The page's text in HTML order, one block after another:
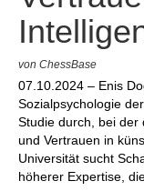
von ChessBase
07.10.2024 – Enis
Sozialpsychologie
Studie durch, bei der
und Vertrauen in
Universität sucht
höherer Expertise,